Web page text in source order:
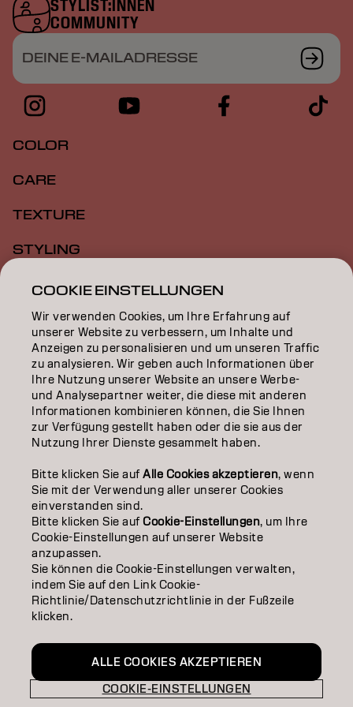
STYLIST:INNEN
COMMUNITY
DEINE E-MAILADRESSE
COLOR
CARE
TEXTURE
STYLING
INSPIRATION
EDUCATION
ÜBER
SALON FINDER
PARTNER WERDEN
ImpressumDatenschutzerklärungCookie Policy
NutzungsbedingungenBarrierefreiheitserklärung
CH | German
COOKIE EINSTELLUNGEN
Wir verwenden Cookies, um Ihre Erfahrung auf
unserer Website zu verbessern, um Inhalte und
Anzeigen zu personalisieren und um unseren Traffic
zu analysieren. Wir geben auch Informationen über
Ihre Nutzung unserer Website an unsere Werbe-
und Analysepartner weiter, die diese mit anderen
Informationen kombinieren können, die Sie Ihnen
zur Verfügung gestellt haben oder die sie aus der
Nutzung Ihrer Dienste gesammelt haben.
Bitte klicken Sie aufAlle Cookies akzeptieren, wenn
Sie mit der Verwendung aller unserer Cookies
einverstanden sind.
Bitte klicken Sie aufCookie-Einstellungen, um Ihre
Cookie-Einstellungen auf unserer Website
anzupassen.
Sie können die Cookie-Einstellungen verwalten,
indem Sie auf den Link Cookie-
Richtlinie/Datenschutzrichtlinie in der Fußzeile
klicken.
COOKIE-EINSTELLUNGEN
ALLE COOKIES AKZEPTIEREN